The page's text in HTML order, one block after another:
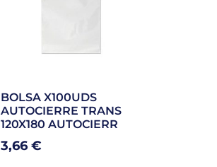
BOLSA X100UDS
AUTOCIERRE TRANS
120X180 AUTOCIERR
3,66€